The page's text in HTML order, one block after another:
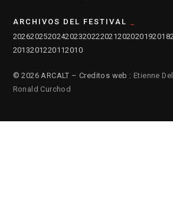
ARCHIVOS DEL FESTIVAL
202620252024202320222021202020192018
2013201220112010
© 2026 ARCALT – Creditos web : Etienne
Ronald Curchod